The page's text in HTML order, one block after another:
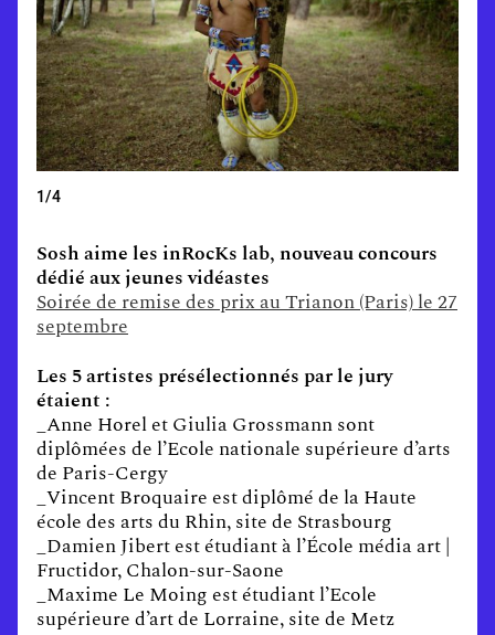
1/4
Sosh aime les inRocKs lab, nouveau concours
dédié aux jeunes vidéastes
Soirée de remise des prix au Trianon (Paris) le 27
septembre
Les 5 artistes présélectionnés par le jury
étaient :
_Anne Horel et Giulia Grossmann sont
diplômées de l’Ecole nationale supérieure d’arts
de Paris-Cergy
_Vincent Broquaire est diplômé de la Haute
école des arts du Rhin, site de Strasbourg
_Damien Jibert est étudiant à l’École média art |
Fructidor, Chalon-sur-Saone
_Maxime Le Moing est étudiant l’Ecole
supérieure d’art de Lorraine, site de Metz